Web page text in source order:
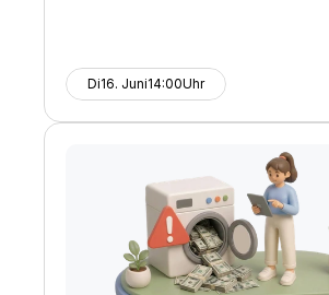
Di16. Juni14:00Uhr